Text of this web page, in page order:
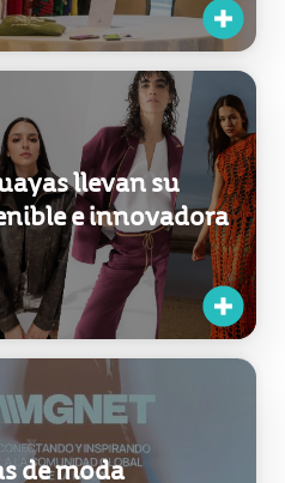
resaltan la
talento creativo
llevan su
e innovadora